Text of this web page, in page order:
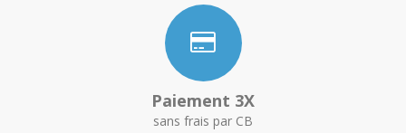
Paiement 3X
sans frais par CB